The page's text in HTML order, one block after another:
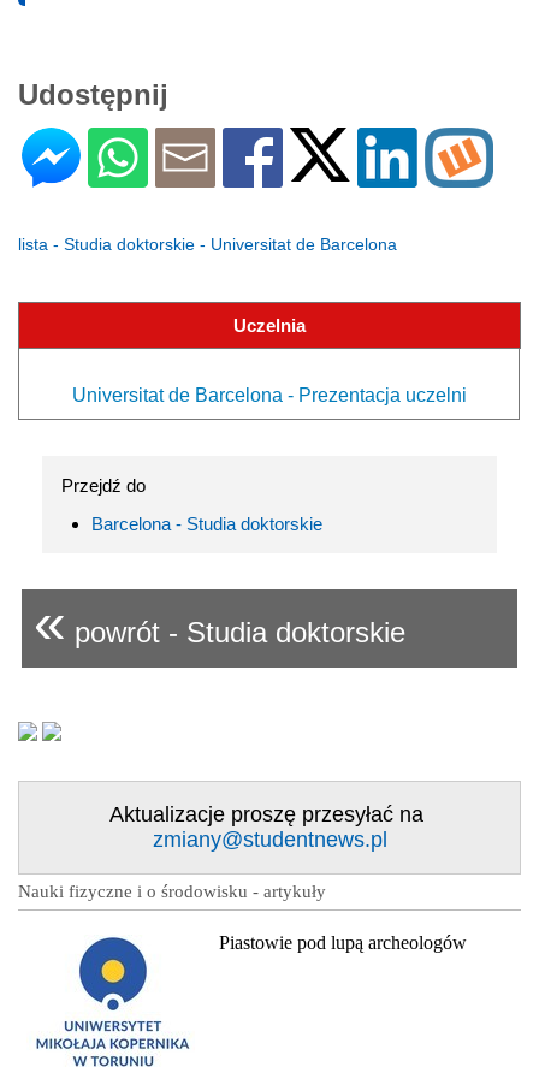
Udostępnij
lista - Studia doktorskie - Universitat de Barcelona
Uczelnia
Universitat de Barcelona - Prezentacja uczelni
Przejdź do
Barcelona - Studia doktorskie
« powrót - Studia doktorskie
Aktualizacje proszę przesyłać na
zmiany@studentnews.pl
Nauki fizyczne i o środowisku - artykuły
Piastowie pod lupą archeologów